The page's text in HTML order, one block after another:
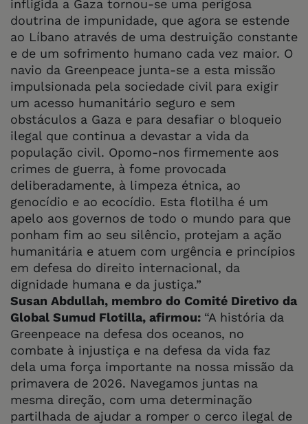
infligida a Gaza tornou-se uma perigosa
doutrina de impunidade, que agora se estende
ao Líbano através de uma destruição constante
e de um sofrimento humano cada vez maior. O
navio da Greenpeace junta-se a esta missão
impulsionada pela sociedade civil para exigir
um acesso humanitário seguro e sem
obstáculos a Gaza e para desafiar o bloqueio
ilegal que continua a devastar a vida da
população civil. Opomo-nos firmemente aos
crimes de guerra, à fome provocada
deliberadamente, à limpeza étnica, ao
genocídio e ao ecocídio. Esta flotilha é um
apelo aos governos de todo o mundo para que
ponham fim ao seu silêncio, protejam a ação
humanitária e atuem com urgência e princípios
em defesa do direito internacional, da
dignidade humana e da justiça.”
Susan Abdullah, membro do Comité Diretivo da
Global Sumud Flotilla, afirmou: “A história da
Greenpeace na defesa dos oceanos, no
combate à injustiça e na defesa da vida faz
dela uma força importante na nossa missão da
primavera de 2026. Navegamos juntas na
mesma direção, com uma determinação
partilhada de ajudar a romper o cerco ilegal de